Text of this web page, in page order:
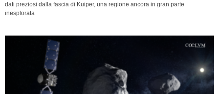
dati preziosi dalla fascia di Kuiper, una regione ancora in gran parte
inesplorata